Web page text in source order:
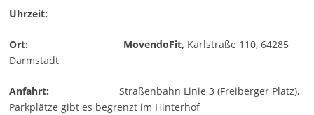
Uhrzeit:
Ort: MovendoFit, Karlstraße 110, 64285
Darmstadt
Anfahrt: Straßenbahn Linie 3 (Freiberger Platz),
Parkplätze gibt es begrenzt im Hinterhof